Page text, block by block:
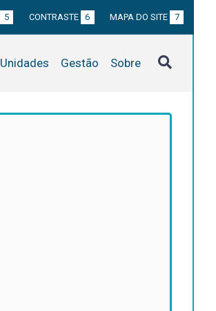
5 CONTRASTE 6 MAPA DO SITE 7
Unidades Gestão Sobre